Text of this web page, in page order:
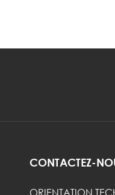
CONTACTEZ-
ORIENTATION